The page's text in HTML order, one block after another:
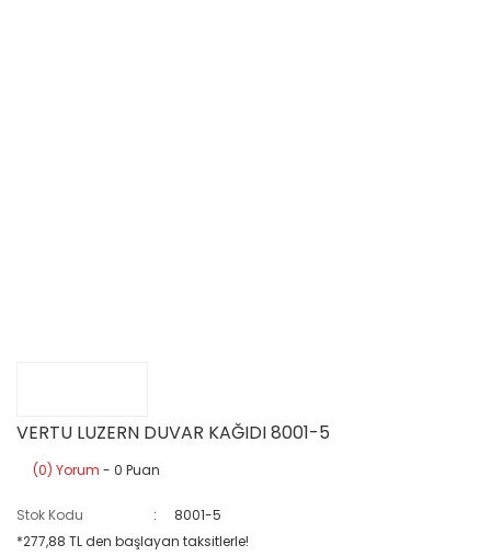
VERTU LUZERN DUVAR KAĞIDI 8001-5
(0) Yorum - 0 Puan
Stok Kodu
8001-5
*277,88 TL den başlayan taksitlerle!